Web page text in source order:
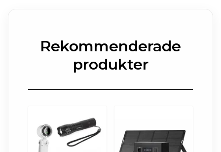
Rekommenderade
produkter